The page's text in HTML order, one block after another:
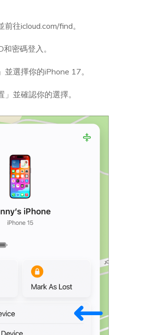
往icloud.com/find。
密碼登入。
並選擇你的iPhone 17。
並確認你的選擇。